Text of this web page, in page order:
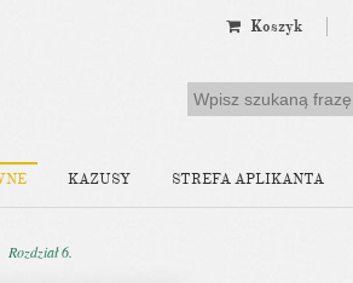
Koszyk
KAZUSY STREFA APLIKANTA
Rozdział 6.